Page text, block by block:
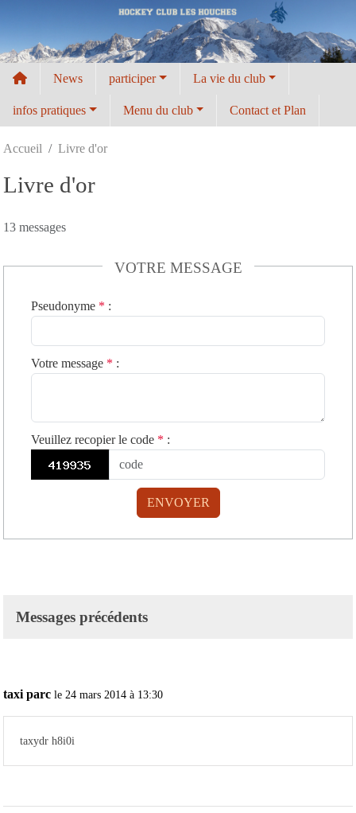
News participer La vie du club
infos pratiques Menu du club Contact et Plan
Accueil Livre d'or
Livre d'or
13 messages
VOTRE MESSAGE
Pseudonyme * :
Votre message * :
Veuillez recopier le code * :
ENVOYER
Messages précédents
taxi parc le 24 mars 2014 à 13:30
taxydr h8i0i
Panneau de gestion des cookies